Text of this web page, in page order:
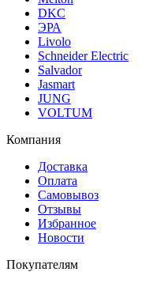
DKC
ЭРА
Livolo
Schneider Electric
Salvador
Jasmart
JUNG
VOLTUM
Компания
Доставка
Оплата
Самовывоз
Отзывы
Избранное
Новости
Покупателям